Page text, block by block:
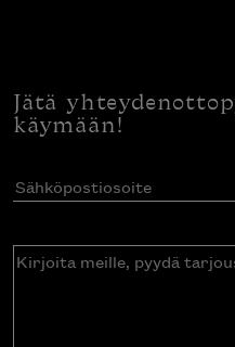
Jätä
käymään!
Sähköpostiosoite(Pakollinen)
Kirjoita